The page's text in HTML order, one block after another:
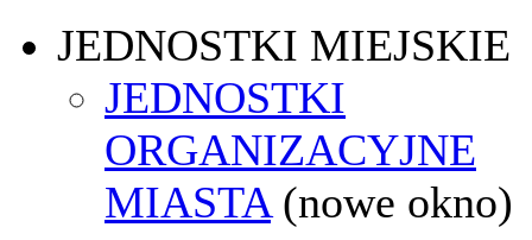
JEDNOSTKI MIEJSKIE
JEDNOSTKI
ORGANIZACYJNE
MIASTA (nowe okno)